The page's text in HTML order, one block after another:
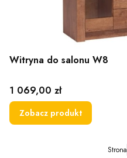
Witryna do salonu W8
Cena
1 069,00 zł
Zobacz produkt
Strona